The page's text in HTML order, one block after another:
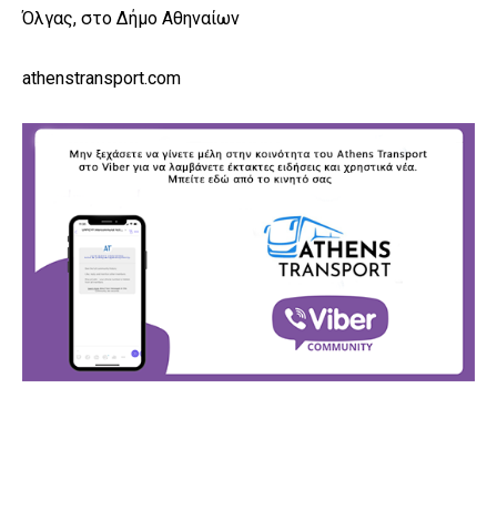
Όλγας, στο Δήμο Αθηναίων
athenstransport.com